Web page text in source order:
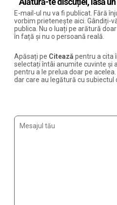
E-mail-ul nu va fi publicat. Fără
vorbim prietenește aici. Gândiți-
publica. Nu o luați pe arătură
în față și nu o persoană reală.
Apăsați pe Citează pentru a cita
selectați întâi anumite cuvinte și
pentru a le prelua doar pe
dar care au legătură cu subiectul